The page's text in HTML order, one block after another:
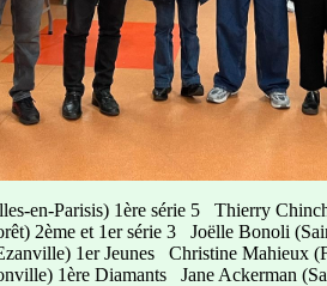
en-Parisis) 1ère série 5 Thierry
2ème et 1er série 3 Joëlle Bonoli
1er Jeunes Christine Mahieux
1ère Diamants Jane Ackerman